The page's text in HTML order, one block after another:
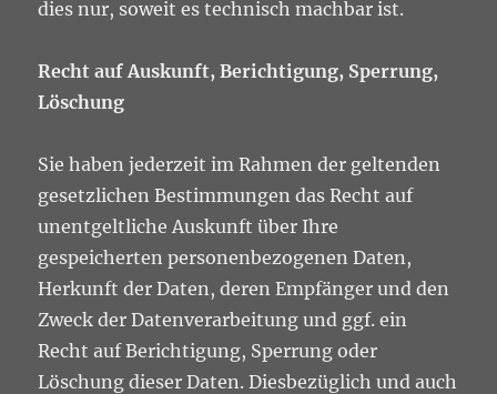
dies nur, soweit es technisch machbar ist.
Recht auf Auskunft, Berichtigung, Sperrung,
Löschung
Sie haben jederzeit im Rahmen der geltenden
gesetzlichen Bestimmungen das Recht auf
unentgeltliche Auskunft über Ihre
gespeicherten personenbezogenen Daten,
Herkunft der Daten, deren Empfänger und den
Zweck der Datenverarbeitung und ggf. ein
Recht auf Berichtigung, Sperrung oder
Löschung dieser Daten. Diesbezüglich und auch